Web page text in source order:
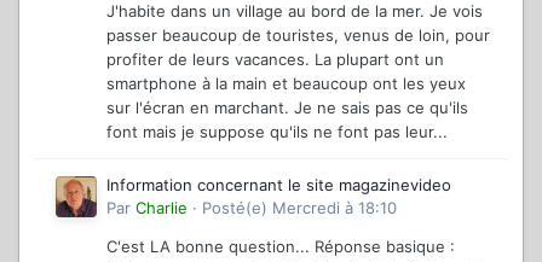
J'habite dans un village au bord de la mer. Je vois
passer beaucoup de touristes, venus de loin, pour
profiter de leurs vacances. La plupart ont un
smartphone à la main et beaucoup ont les yeux
sur l'écran en marchant. Je ne sais pas ce qu'ils
font mais je suppose qu'ils ne font pas leur...
Information concernant le site magazinevideo
Par Charlie · Posté(e) Mercredi à 18:10
C'est LA bonne question... Réponse basique :